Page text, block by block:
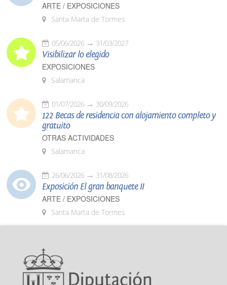
ARTE / EXPOSICIONES
Santa Marta de Tormes
05/06/2026 31/03/2027
Visibilizar lo elegido
EXPOSICIONES
Salamanca
01/07/2026 30/09/2026
122 Becas de residencia con alojamiento completo y
gratuito
OTRAS ACTIVIDADES
Salamanca
26/06/2026 31/08/2026
Exposición El gran banquete II
ARTE / EXPOSICIONES
Santa Marta de Tormes